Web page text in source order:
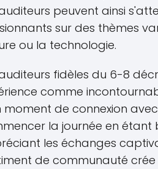
peuvent ainsi
sur des thèmes
ou la technologie.
fidèles du 6-8
comme
moment de connexion
la journée en étant
les échanges
de communauté